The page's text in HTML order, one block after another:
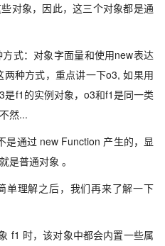
对象，因此，这三个对象都是通
式：对象字面量和使用new表达
种方式，重点讲一下o3, 如果用
f1的实例对象，o3和f1是同一类
然...
是通过 new Function 产生的，显
是普通对象 。
单理解之后，我们再来了解一下
f1 时，该对象中都会内置一些属